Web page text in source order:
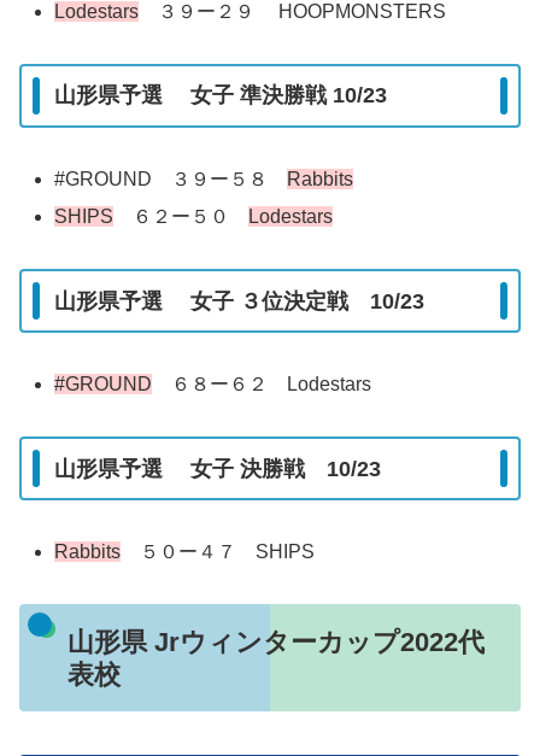
Lodestars ３９ー２９ HOOPMONSTERS
山形県予選 女子 準決勝戦 10/23
#GROUND ３９ー５８
Rabbits
SHIPS ６２ー５０ Lodestars
山形県予選 女子 ３位決定戦 10/23
#GROUND ６８ー６２ Lodestars
山形県予選 女子 決勝戦 10/23
Rabbits ５０ー４７ SHIPS
山形県 Jrウィンターカップ2022代
表校